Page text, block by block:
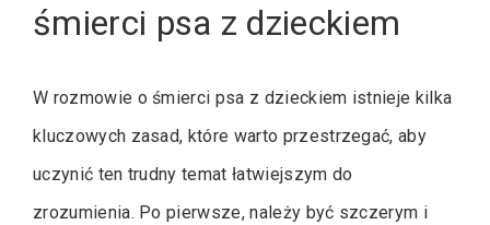
śmierci psa z dzieckiem
W rozmowie o śmierci psa z dzieckiem istnieje kilka
kluczowych zasad, które warto przestrzegać, aby
uczynić ten trudny temat łatwiejszym do
zrozumienia. Po pierwsze, należy być szczerym i